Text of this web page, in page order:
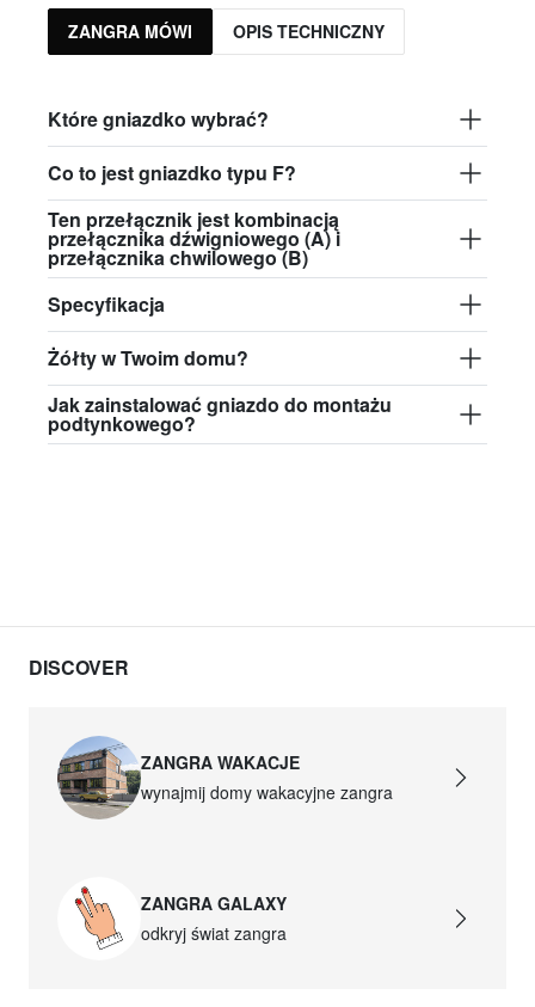
ZANGRA MÓWI OPIS TECHNICZNY
Które gniazdko wybrać?
Co to jest gniazdko typu F?
Ten przełącznik jest kombinacją
przełącznika dźwigniowego (A) i
przełącznika chwilowego (B)
Specyfikacja
Żółty w Twoim domu?
Jak zainstalować gniazdo do montażu
podtynkowego?
DISCOVER
ZANGRA WAKACJE
wynajmij domy wakacyjne zangra
ZANGRA GALAXY
odkryj świat zangra